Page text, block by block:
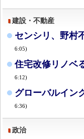
建設・不動産
センシリ、野村
6:05)
住宅改修リノベ
6:12)
グローバルイン
6:36)
政治